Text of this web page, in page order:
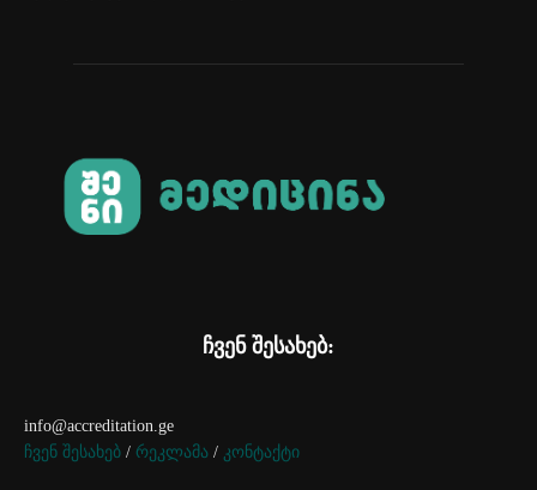
ჩვენ შესახებ:
info@accreditation.ge
ჩვენ შესახებ / რეკლამა / კონტაქტი